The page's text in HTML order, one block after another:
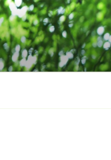
コ
ン
テ
ン
ツ
へ